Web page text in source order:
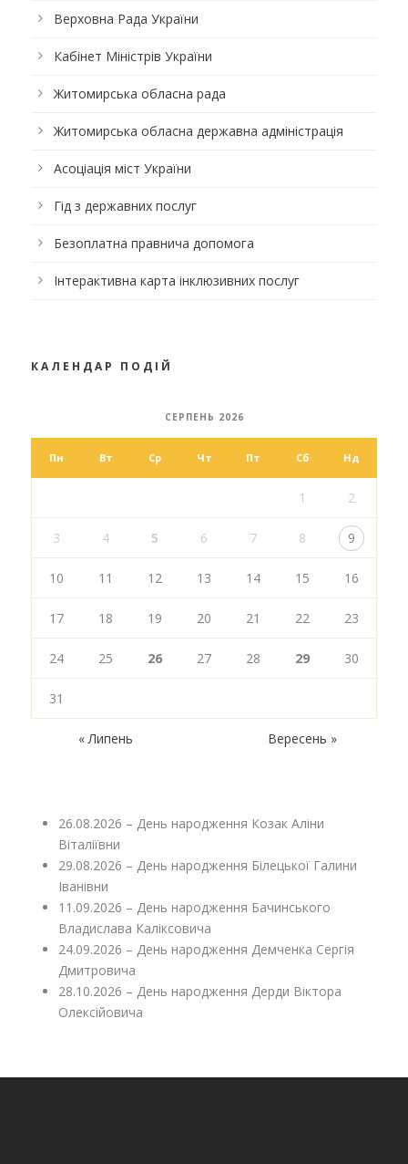
Верховна Рада України
Кабінет Міністрів України
Житомирська обласна рада
Житомирська обласна державна адміністрація
Асоціація міст України
Гід з державних послуг
Безоплатна правнича допомога
Інтерактивна карта інклюзивних послуг
КАЛЕНДАР ПОДІЙ
СЕРПЕНЬ 2026
Пн Вт Ср Чт Пт Сб Нд
1 2
3 4 5 6 7 8 9
10 11 12 13 14 15 16
17 18 19 20 21 22 23
24 25 26 27 28 29 30
31
« Липень Вересень »
26.08.2026 – День народження Козак Аліни
Віталіївни
29.08.2026 – День народження Білецької Галини
Іванівни
11.09.2026 – День народження Бачинського
Владислава Каліксовича
24.09.2026 – День народження Демченка Сергія
Дмитровича
28.10.2026 – День народження Дерди Віктора
Олексійовича